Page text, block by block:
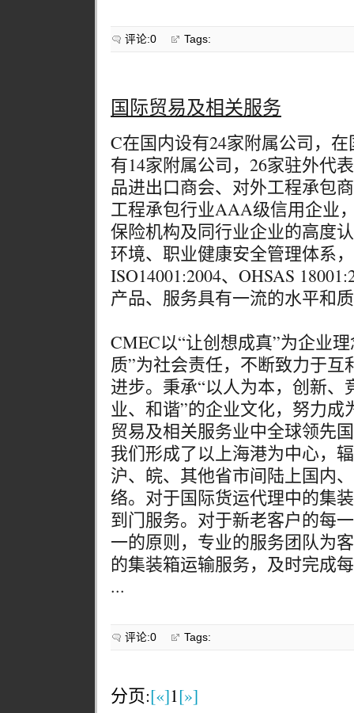
评论:0 Tags:
国际贸易及相关服务
C在国内设有24家附属公司，
有14家附属公司，26家驻外代
品进出口商会、对外工程承包
工程承包行业AAA级信用企业
保险机构及同行业企业的高度
环境、职业健康安全管理体系
ISO14001:2004、OHSAS
产品、服务具有一流的水平和
CMEC以“让创想成真”为企业
质”为社会责任，不断致力于
进步。秉承“以人为本，创新、
业、和谐”的企业文化，努力
贸易及相关服务业中全球领先
我们形成了以上海港为中心，
沪、皖、其他省市间陆上国内
络。对于国际货运代理中的集
到门服务。对于新老客户的每
一的原则，专业的服务团队为
的集装箱运输服务，及时完成
...
评论:0 Tags:
分页:[«]1[»]